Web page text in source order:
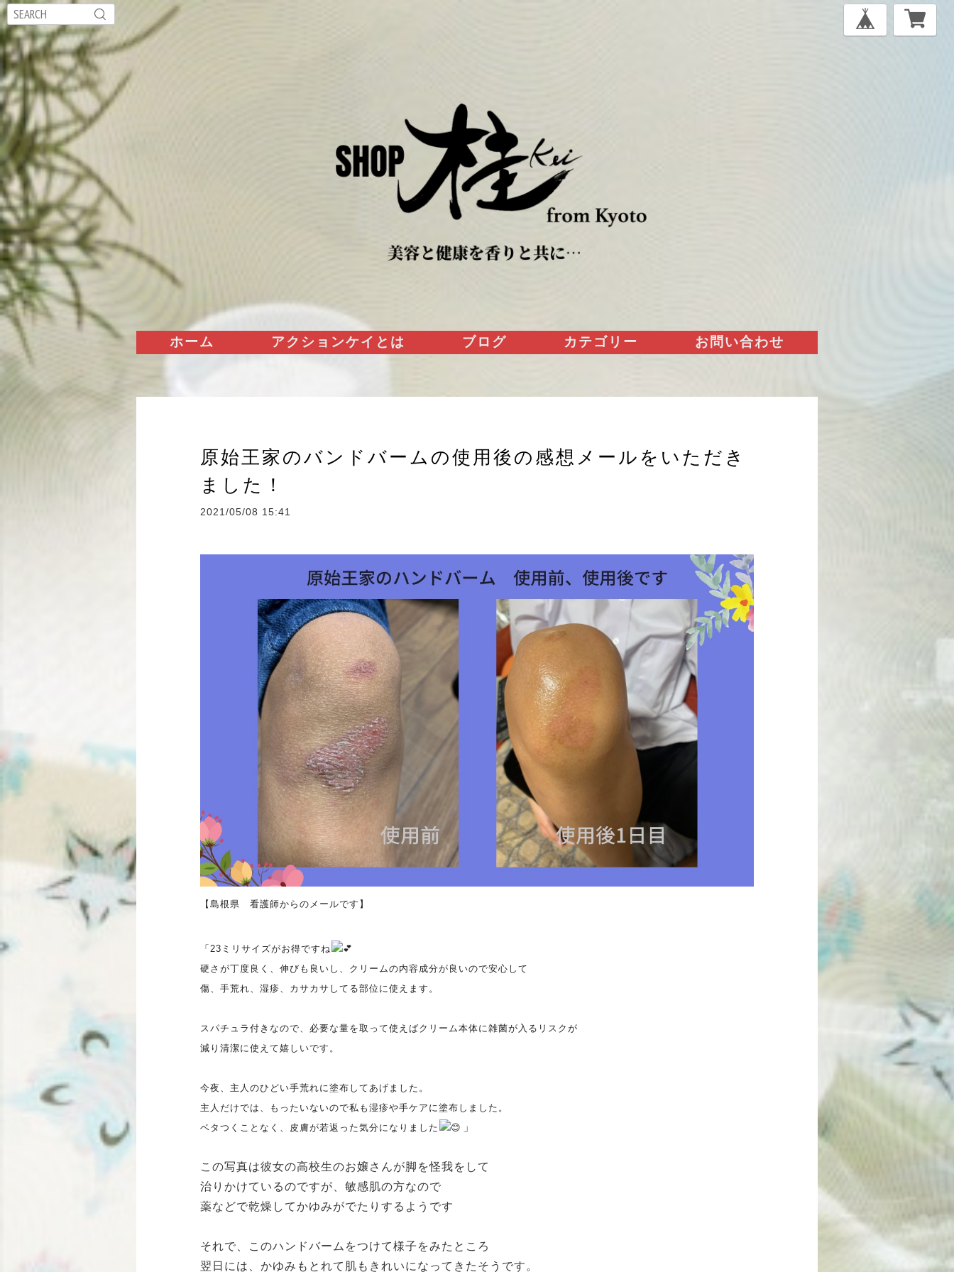
ホーム アクションケイとは ブログ カテゴリー お問い合わせ
原始王家のバンドバームの使用後の感想メールをいただき
ました！
2021/05/08 15:41
【島根県 看護師からのメールです】
「23ミリサイズがお得ですね
硬さが丁度良く、伸びも良いし、クリームの内容成分が良いので安心して
傷、手荒れ、湿疹、カサカサしてる部位に使えます。
スパチュラ付きなので、必要な量を取って使えばクリーム本体に雑菌が入るリスクが
減り清潔に使えて嬉しいです。
今夜、主人のひどい手荒れに塗布してあげました。
主人だけでは、もったいないので私も湿疹や手ケアに塗布しました 。
ベタつくことなく、皮膚が若返った気分になりました
」
この写真は彼女の高校生のお嬢さんが脚を怪我をして
治りかけているのですが、敏感肌の方なので
薬などで乾燥してかゆみがでたりするようです
それで、このハンドバームをつけて様子をみたところ
翌日には、かゆみもとれて肌もきれいになってきたそうです。